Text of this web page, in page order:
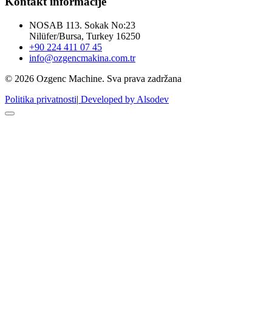
NOSAB 113. Sokak No:23
Nilüfer/Bursa, Turkey 16250
+90 224 411 07 45
info@ozgencmakina.com.tr
© 2026 Ozgenc Machine. Sva prava zadržana
Politika privatnosti| Developed by Alsodev